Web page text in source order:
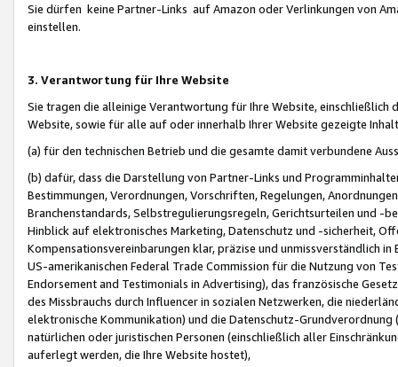
Sie dürfen keine Partner-Links auf Amazon oder Verlinkungen von
einstellen.
3. Verantwortung für Ihre Website
Sie tragen die alleinige Verantwortung für Ihre Website,
Website, sowie für alle auf oder innerhalb Ihrer Website gezeigte
(a) für den technischen Betrieb und die gesamte damit verbundene
(b) dafür, dass die Darstellung von Partner-Links und
Bestimmungen, Verordnungen, Vorschriften, Regelungen,
Branchenstandards, Selbstregulierungsregeln, Gerichtsurteilen und -
Hinblick auf elektronisches Marketing, Datenschutz und -sicherheit,
Kompensationsvereinbarungen klar, präzise und unmissverständlich
US-amerikanischen Federal Trade Commission für die Nutzung von
Endorsement and Testimonials in Advertising), das französische
des Missbrauchs durch Influencer in sozialen Netzwerken, die
elektronische Kommunikation) und die Datenschutz-
natürlichen oder juristischen Personen (einschließlich aller
auferlegt werden, die Ihre Website hostet),